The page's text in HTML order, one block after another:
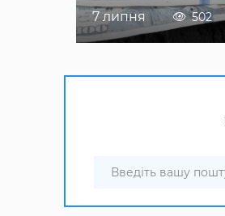
7 липня 502